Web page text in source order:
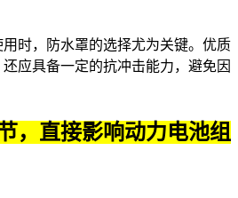
时，防水罩的选择尤为关键。优质
应具备一定的抗冲击能力，避免因
，直接影响动力电池组